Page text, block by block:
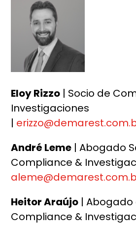
Eloy Rizzo | Socio de
Investigaciones
|
André Leme | Abogado
Compliance &
Heitor Araújo | Abogado
Compliance &